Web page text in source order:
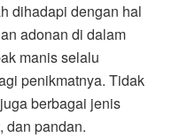
dihadapi dengan hal
adonan di dalam
manis selalu
penikmatnya. Tidak
berbagai jenis
dan pandan.